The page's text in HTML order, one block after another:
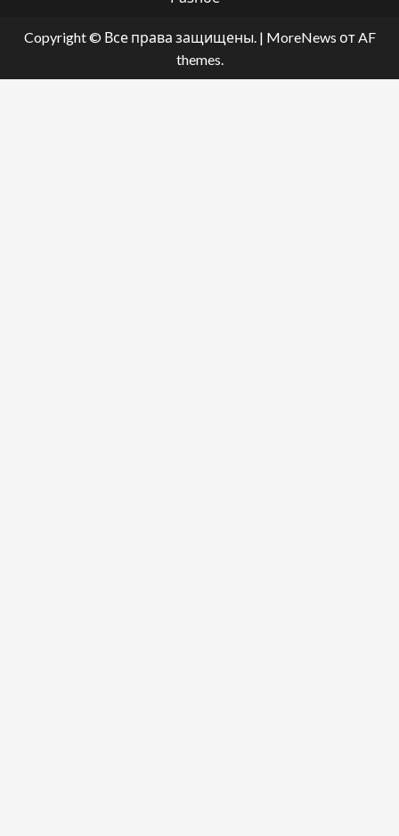
Copyright © Все права защищены. | MoreNews от AF
themes.